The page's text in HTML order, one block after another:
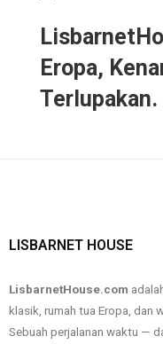
Eropa,
Terlupakan.
LISBARNET HOUSE
LisbarnetHouse.com
klasik, rumah tua Eropa, dan
Sebuah perjalanan waktu —